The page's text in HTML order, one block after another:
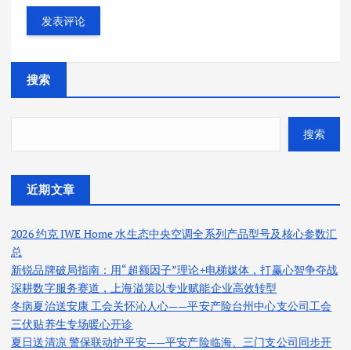
搜索
搜索
近期文章
2026 约克 IWE Home 水生态中央空调全系列产品型号及核心参数汇
总
新锐品牌破局指南：用“超额因子”理论+电梯媒体，打赢心智争夺战
深耕数字服务赛道，上海溢策以专业赋能企业高效转型
冬病夏治送安康 工会关怀沁人心——平安产险台州中心支公司工会
三伏贴养生专场暖心开诊
夏日送清凉 警保联动护平安——平安产险临海、三门支公司同步开